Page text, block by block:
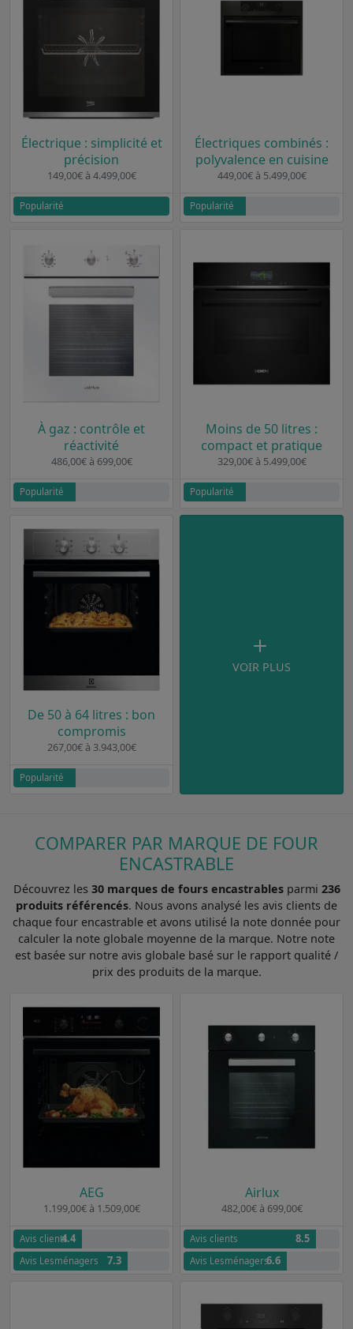
Électrique : simplicité et
précision
149,00€ à 4.499,00€
Popularité
Électriques combinés :
polyvalence en cuisine
449,00€ à 5.499,00€
Popularité
À gaz : contrôle et
réactivité
486,00€ à 699,00€
Popularité
Moins de 50 litres :
compact et pratique
329,00€ à 5.499,00€
Popularité
De 50 à 64 litres : bon
compromis
267,00€ à 3.943,00€
Popularité
VOIR PLUS
COMPARER PAR MARQUE DE FOUR
ENCASTRABLE
Découvrez les 30 marques de fours encastrablesparmi 236
produits référencés. Nous avons analysé les avis clients de
chaque four encastrable et avons utilisé la note donnée pour
calculer la note globale moyenne de la marque. Notre note
est basée sur notre avis globale basé sur le rapport qualité /
prix des produits de la marque.
AEG
1.199,00€ à 1.509,00€
Avis clients4.4
Avis Lesménagers 7.3
Airlux
482,00€ à 699,00€
Avis clients 8.5
Avis Lesménagers6.6